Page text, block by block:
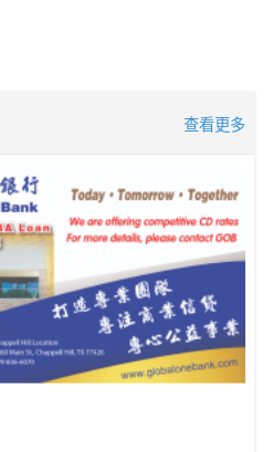
查看更多